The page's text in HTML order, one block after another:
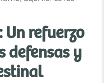
Un refuerzo
defensas y